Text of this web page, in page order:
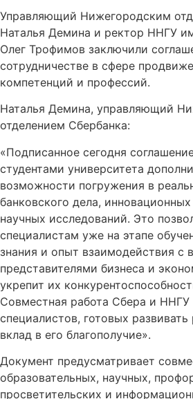
Управляющий Нижегородским
Наталья Демина и ректор ННГУ
Олег Трофимов заключили
сотрудничестве в сфере
компетенций и профессий.
Наталья Демина, управляющий
отделением Сбербанка:
«Подписанное сегодня
студентами университета
возможности погружения в
банковского дела,
научных исследований. Это
специалистам уже на этапе
знания и опыт взаимодействия с
представителями бизнеса и
укрепит их
Совместная работа Сбера и
специалистов, готовых развивать
вклад в его благополучие».
Документ предусматривает
образовательных, научных,
просветительских и